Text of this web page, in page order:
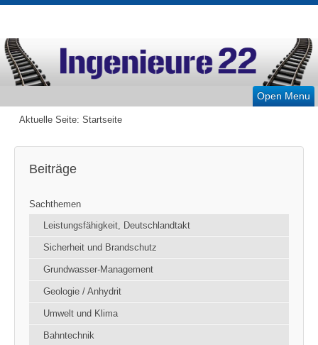
Open Menu
Aktuelle Seite: Startseite
Beiträge
Sachthemen
Leistungsfähigkeit, Deutschlandtakt
Sicherheit und Brandschutz
Grundwasser-Management
Geologie / Anhydrit
Umwelt und Klima
Bahntechnik